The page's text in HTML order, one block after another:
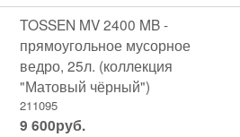
TOSSEN MV 2400 MB -
прямоугольное мусорное
ведро, 25л. (коллекция
"Матовый чёрный")
211095
9 600руб.